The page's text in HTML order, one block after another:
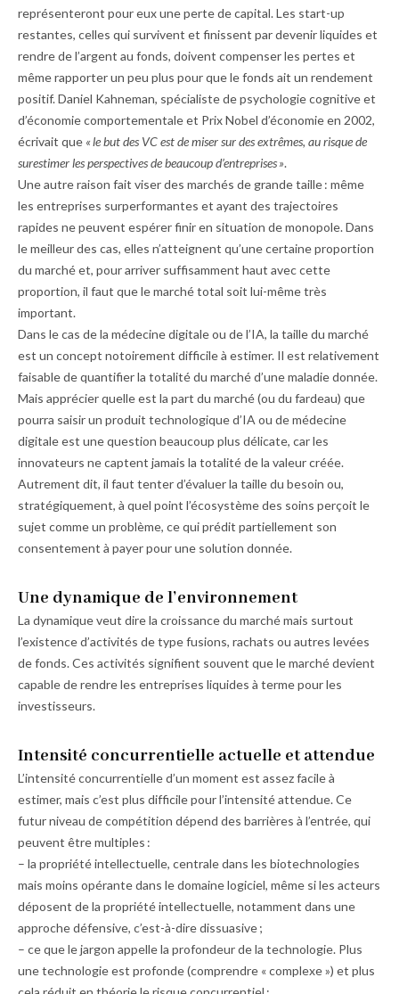
représenteront pour eux une perte de capital. Les start-up
restantes, celles qui survivent et finissent par devenir liquides et
rendre de l’argent au fonds, doivent compenser les pertes et
même rapporter un peu plus pour que le fonds ait un rendement
positif. Daniel Kahneman, spécialiste de psychologie cognitive et
d’économie comportementale et Prix Nobel d’économie en 2002,
écrivait que « le but des VC est de miser sur des extrêmes, au risque de
surestimer les perspectives de beaucoup d’entreprises ».
Une autre raison fait viser des marchés de grande taille : même
les entreprises surperformantes et ayant des trajectoires
rapides ne peuvent espérer finir en situation de monopole. Dans
le meilleur des cas, elles n’atteignent qu’une certaine proportion
du marché et, pour arriver suffisamment haut avec cette
proportion, il faut que le marché total soit lui-même très
important.
Dans le cas de la médecine digitale ou de l’IA, la taille du marché
est un concept notoirement difficile à estimer. Il est relativement
faisable de quantifier la totalité du marché d’une maladie donnée.
Mais apprécier quelle est la part du marché (ou du fardeau) que
pourra saisir un produit technologique d’IA ou de médecine
digitale est une question beaucoup plus délicate, car les
innovateurs ne captent jamais la totalité de la valeur créée.
Autrement dit, il faut tenter d’évaluer la taille du besoin ou,
stratégiquement, à quel point l’écosystème des soins perçoit le
sujet comme un problème, ce qui prédit partiellement son
consentement à payer pour une solution donnée.
Une dynamique de l’environnement
La dynamique veut dire la croissance du marché mais surtout
l’existence d’activités de type fusions, rachats ou autres levées
de fonds. Ces activités signifient souvent que le marché devient
capable de rendre les entreprises liquides à terme pour les
investisseurs.
Intensité concurrentielle actuelle et attendue
L’intensité concurrentielle d’un moment est assez facile à
estimer, mais c’est plus difficile pour l’intensité attendue. Ce
futur niveau de compétition dépend des barrières à l’entrée, qui
peuvent être multiples :
– la propriété intellectuelle, centrale dans les biotechnologies
mais moins opérante dans le domaine logiciel, même si les acteurs
déposent de la propriété intellectuelle, notamment dans une
approche défensive, c’est-à-dire dissuasive ;
– ce que le jargon appelle la profondeur de la technologie. Plus
une technologie est profonde (comprendre « complexe ») et plus